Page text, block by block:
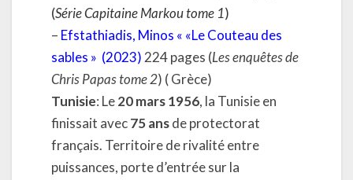
(Série Capitaine Markou tome 1)
– Efstathiadis, Minos « «Le Couteau des
sables » (2023) 224 pages (Les enquêtes de
Chris Papas tome 2) ( Grèce)
Tunisie: Le20 mars 1956, la Tunisie en
finissait avec75 ansde protectorat
français. Territoire de rivalité entre
puissances, porte d’entrée sur la